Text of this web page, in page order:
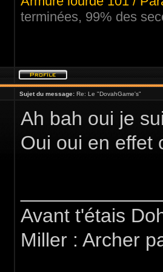
terminées, 99% des
Sujet du message: Re: Le "DovahGame's"
Ah bah oui je
Oui oui en effet
Avant t'étais
Miller : Archer